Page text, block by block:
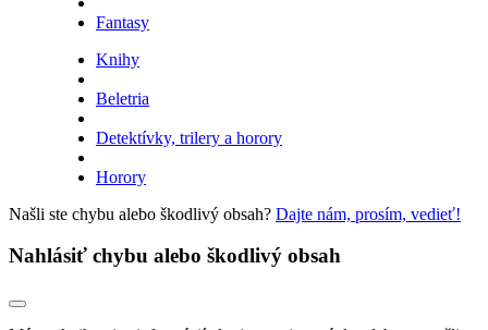
Fantasy
Knihy
Beletria
Detektívky, trilery a horory
Horory
Našli ste chybu alebo škodlivý obsah? Dajte nám, prosím, vedieť!
Nahlásiť chybu alebo škodlivý obsah